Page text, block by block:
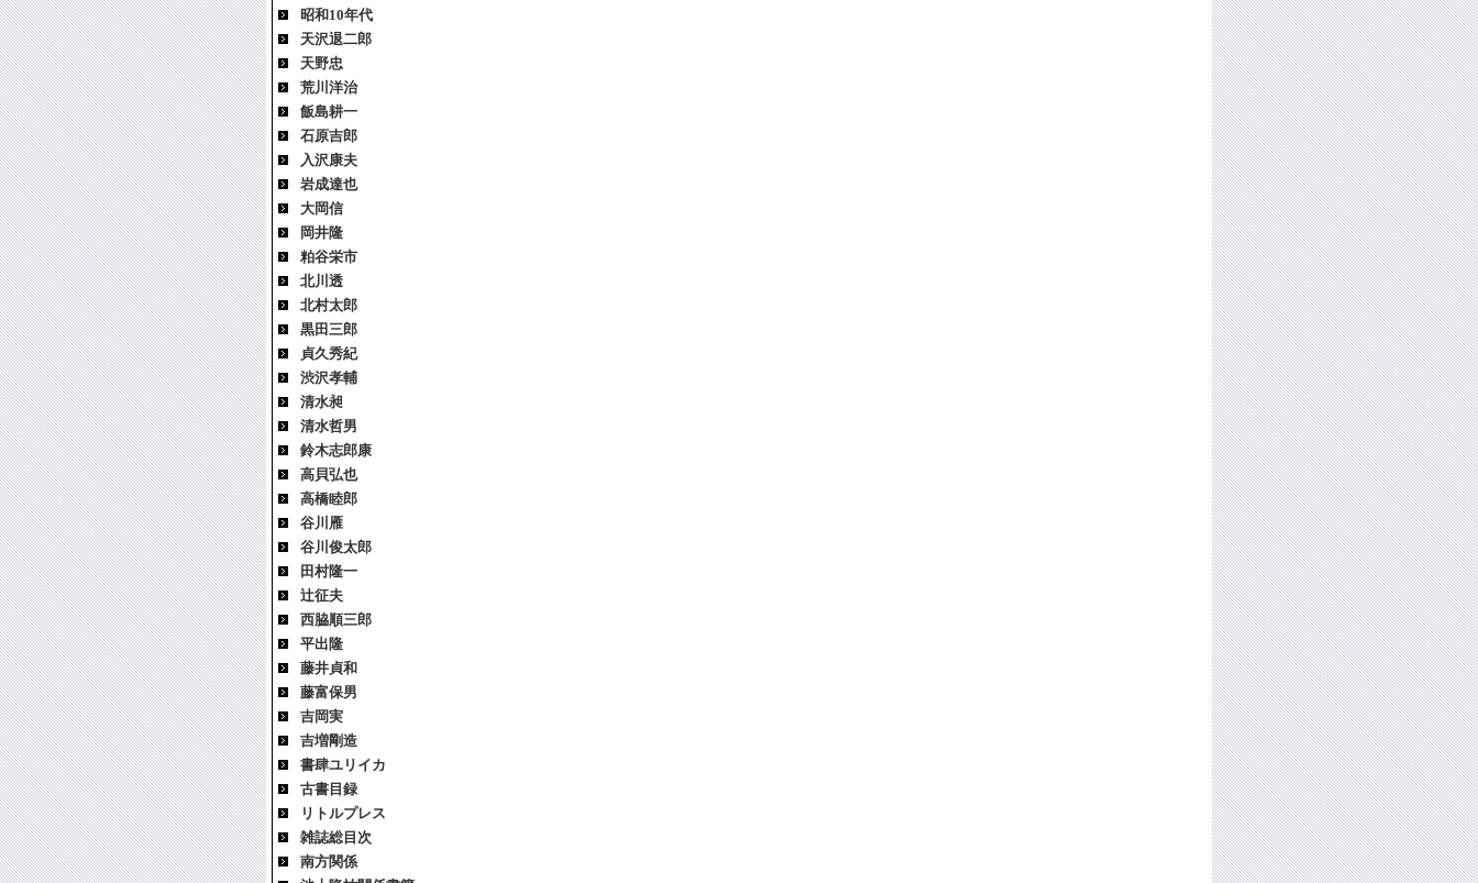
昭和10年代
天沢退二郎
天野忠
荒川洋治
飯島耕一
石原吉郎
入沢康夫
岩成達也
大岡信
岡井隆
粕谷栄市
北川透
北村太郎
黒田三郎
貞久秀紀
渋沢孝輔
清水昶
清水哲男
鈴木志郎康
高貝弘也
高橋睦郎
谷川雁
谷川俊太郎
田村隆一
辻征夫
西脇順三郎
平出隆
藤井貞和
藤富保男
吉岡実
吉増剛造
書肆ユリイカ
古書目録
リトルプレス
雑誌総目次
南方関係